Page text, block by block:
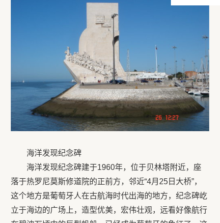
海洋发现纪念碑
海洋发现纪念碑建于1960年，位于贝林塔附近，座
落于热罗尼莫斯修道院的正前方，邻近“4月25日大桥”，
这个地方是葡萄牙人在古航海时代出海的地方，纪念碑屹
立于海边的广场上，造型优美，宏伟壮观，远看好像航行